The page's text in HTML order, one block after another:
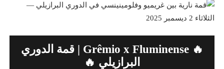
🔥 Grêmio x Fluminense | قمة الدوري
البرازيلي 🔥